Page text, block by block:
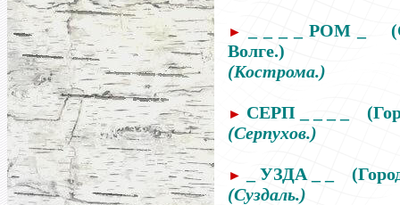
► _ _ _ _ РОМ _
Волге.)
(Кострома.)
► СЕРП _ _ _ _
(Серпухов.)
► _ УЗДА _ _
(Суздаль.)